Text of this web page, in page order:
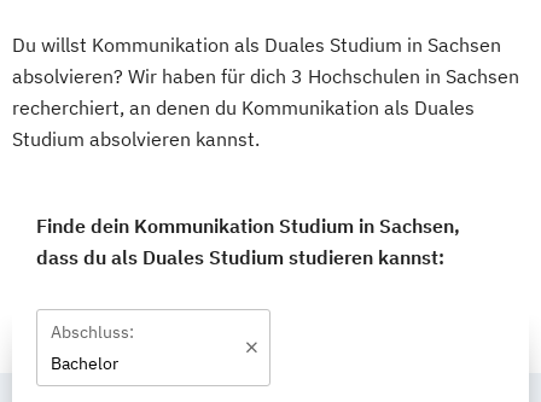
Du willst Kommunikation als Duales Studium in Sachsen
absolvieren? Wir haben für dich 3 Hochschulen in Sachsen
recherchiert, an denen du Kommunikation als Duales
Studium absolvieren kannst.
Finde dein Kommunikation Studium in Sachsen,
dass du als Duales Studium studieren kannst:
Abschluss:
Bachelor